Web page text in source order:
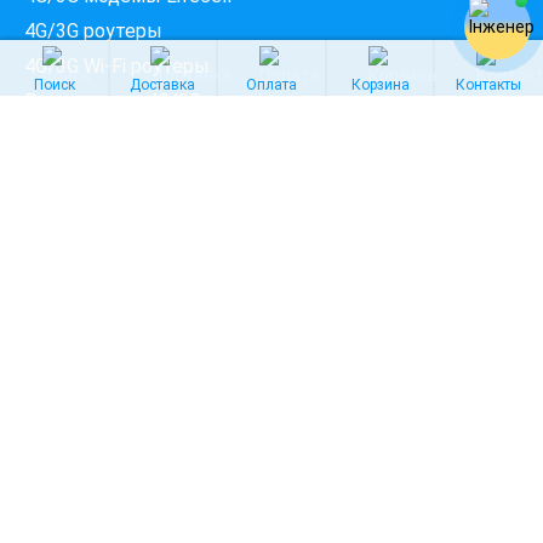
4G/3G роутеры
4G/3G Wi-Fi роутеры
Роутеры для 4G/3G модемов
Поиск Доставка Оплата Корзина Контакты